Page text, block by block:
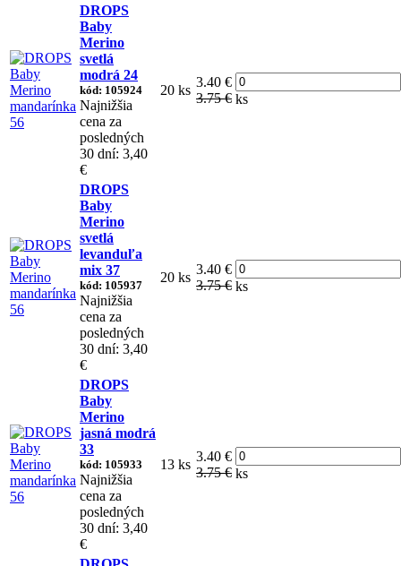
DROPS
Baby
Merino
svetlá
modrá 24
kód: 105924
Najnižšia
cena za
posledných
30 dní: 3,40
€
20 ks
3.40 €
3.75 € ks
DROPS
Baby
Merino
svetlá
levanduľa
mix 37
kód: 105937
Najnižšia
cena za
posledných
30 dní: 3,40
€
20 ks
3.40 €
3.75 € ks
DROPS
Baby
Merino
jasná modrá
33
kód: 105933
Najnižšia
cena za
posledných
30 dní: 3,40
€
13 ks
3.40 €
3.75 € ks